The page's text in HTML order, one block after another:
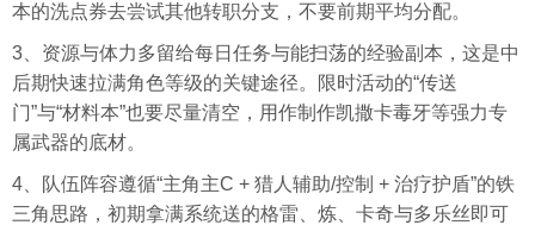
本的洗点券去尝试其他转职分支，不要前期平均分配。
3、资源与体力多留给每日任务与能扫荡的经验副本，这是中
后期快速拉满角色等级的关键途径。限时活动的“传送
门”与“材料本”也要尽量清空，用作制作凯撒卡毒牙等强力专
属武器的底材。
4、队伍阵容遵循“主角主C + 猎人辅助/控制 + 治疗护盾”的铁
三角思路，初期拿满系统送的格雷、炼、卡奇与多乐丝即可